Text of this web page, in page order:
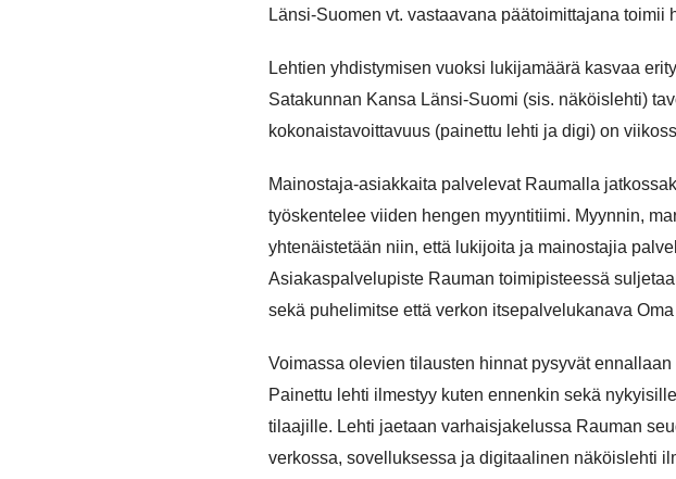
Länsi-Suomen vt. vastaavana päätoimittajana toimii
Lehtien yhdistymisen vuoksi lukijamäärä kasvaa
Satakunnan Kansa Länsi-Suomi (sis. näköislehti)
kokonaistavoittavuus (painettu lehti ja digi) on
Mainostaja-asiakkaita palvelevat Raumalla
työskentelee viiden hengen myyntitiimi. Myynnin,
yhtenäistetään niin, että lukijoita ja mainostajia
Asiakaspalvelupiste Rauman toimipisteessä
sekä puhelimitse että verkon itsepalvelukanava
Voimassa olevien tilausten hinnat pysyvät
Painettu lehti ilmestyy kuten ennenkin sekä
tilaajille. Lehti jaetaan varhaisjakelussa Rauman
verkossa, sovelluksessa ja digitaalinen näköislehti